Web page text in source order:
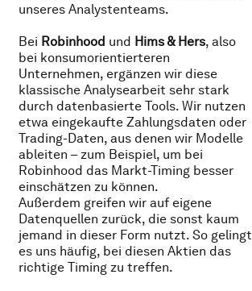
unseres Analystenteams.
Bei Robinhood und Hims & Hers, also
bei konsumorientierteren
Unternehmen, ergänzen wir diese
klassische Analysearbeit sehr stark
durch datenbasierte Tools. Wir nutzen
etwa eingekaufte Zahlungsdaten oder
Trading-Daten, aus denen wir Modelle
ableiten – zum Beispiel, um bei
Robinhood das Markt-Timing besser
einschätzen zu können.
Außerdem greifen wir auf eigene
Datenquellen zurück, die sonst kaum
jemand in dieser Form nutzt. So gelingt
es uns häufig, bei diesen Aktien das
richtige Timing zu treffen.